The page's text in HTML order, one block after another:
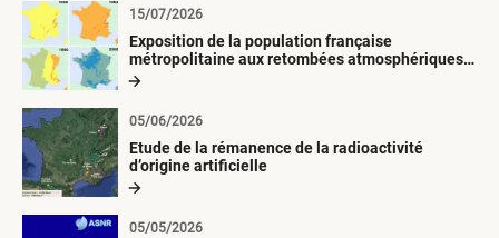
Exposition de la population française
métropolitaine aux retombées atmosphériques
radioactives depuis 1945
15/07/2026
Etude de la rémanence de la radioactivité
d’origine artificielle
05/06/2026
05/05/2026